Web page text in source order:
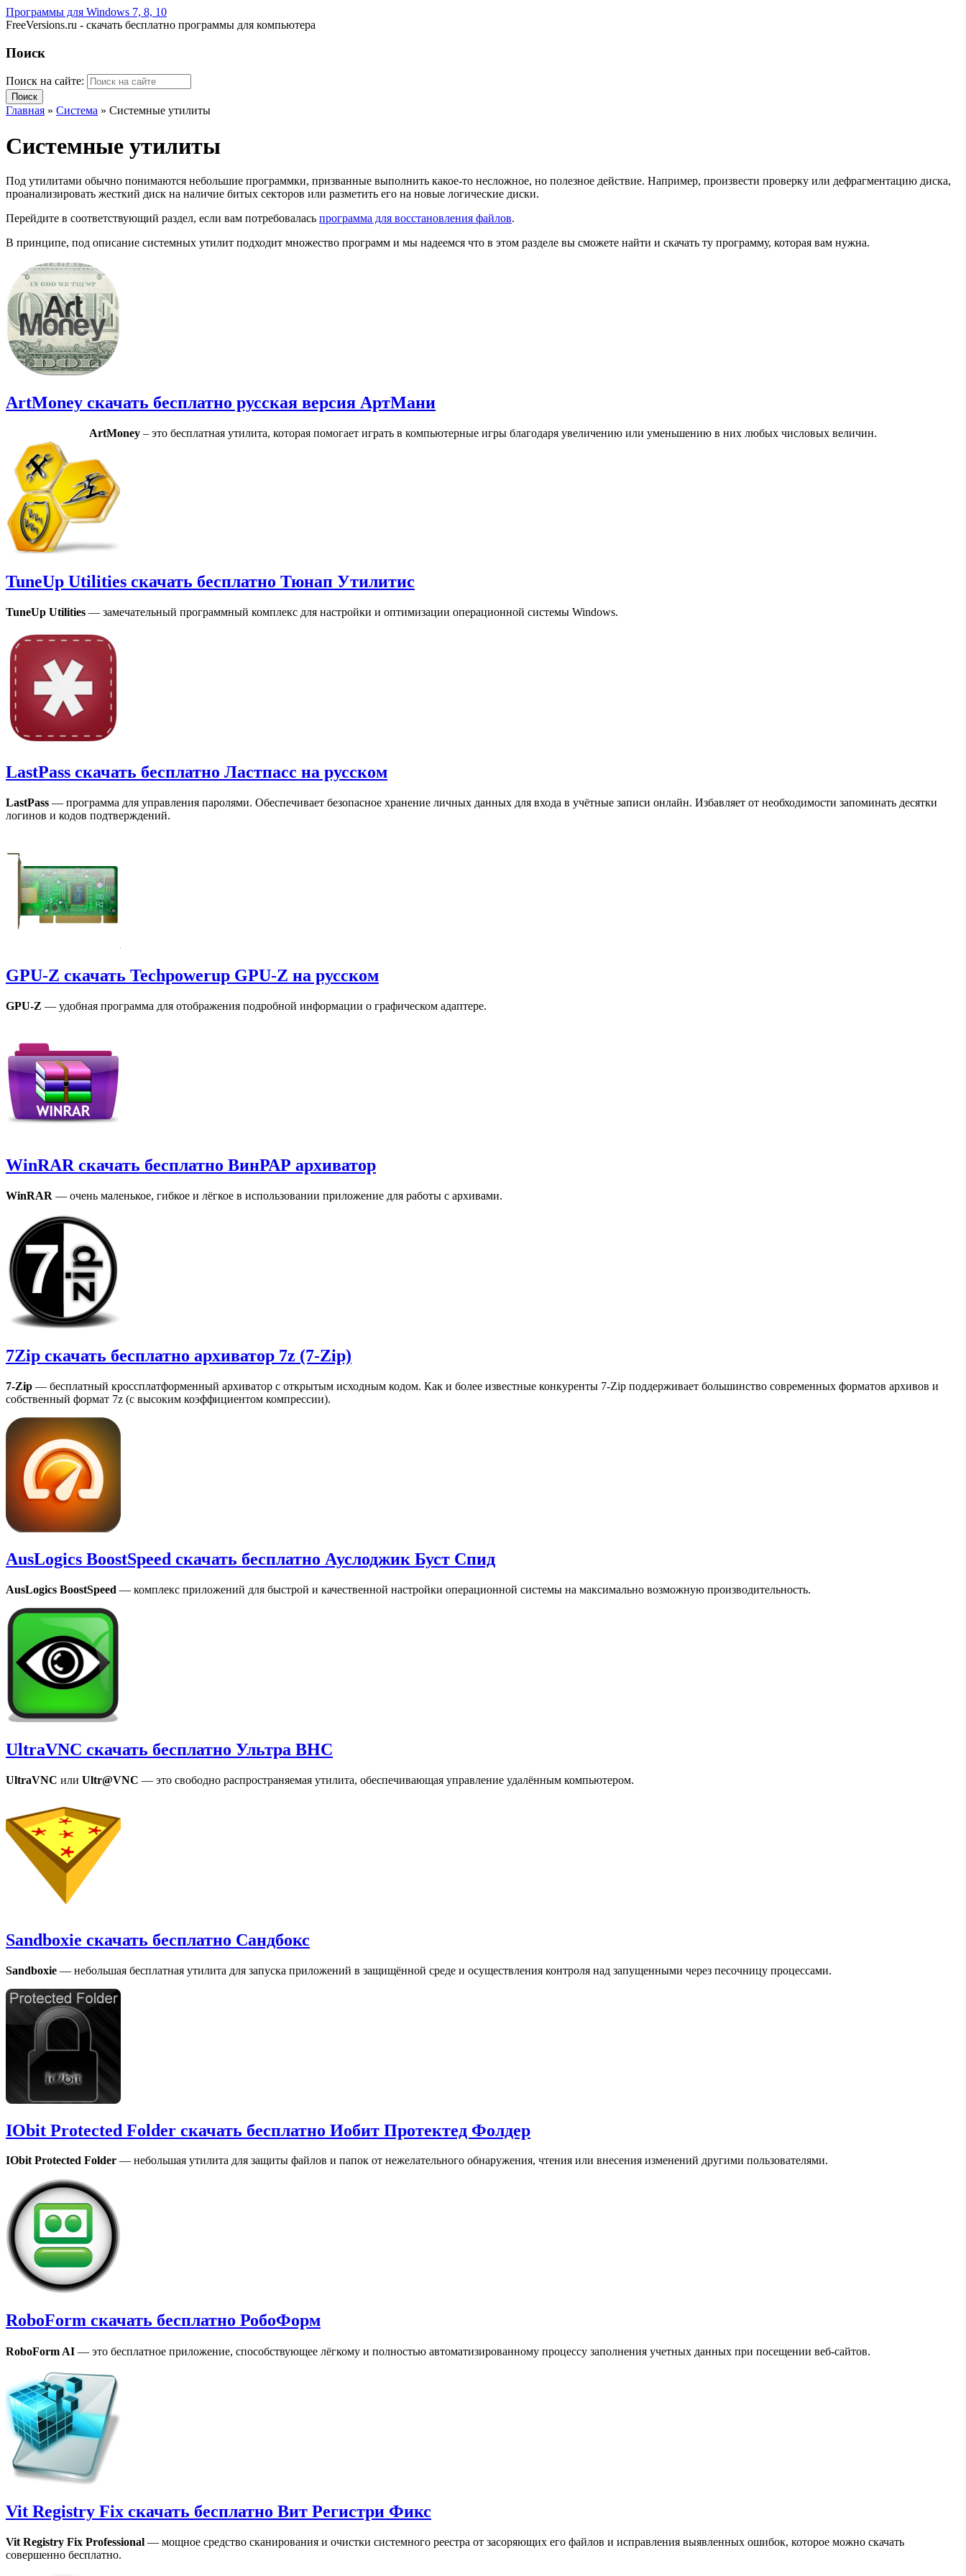
Программы для Windows 7, 8, 10
FreeVersions.ru - скачать бесплатно программы для компьютера
Поиск
Поиск на сайте:
Главная » Система » Системные утилиты
Системные утилиты
Под утилитами обычно понимаются небольшие программки, призванные выполнить какое-то несложное, но полезное действие. Например, произвести проверку или дефрагментацию диска,
проанализировать жесткий диск на наличие битых секторов или разметить его на новые логические диски.
Перейдите в соответствующий раздел, если вам потребовалась программа для восстановления файлов.
В принципе, под описание системных утилит подходит множество программ и мы надеемся что в этом разделе вы сможете найти и скачать ту программу, которая вам нужна.
ArtMoney скачать бесплатно русская версия АртМани
ArtMoney – это бесплатная утилита, которая помогает играть в компьютерные игры благодаря увеличению или уменьшению в них любых числовых величин.
TuneUp Utilities скачать бесплатно Тюнап Утилитис
TuneUp Utilities — замечательный программный комплекс для настройки и оптимизации операционной системы Windows.
LastPass скачать бесплатно Ластпасс на русском
LastPass — программа для управления паролями. Обеспечивает безопасное хранение личных данных для входа в учётные записи онлайн. Избавляет от необходимости запоминать десятки
логинов и кодов подтверждений.
GPU-Z скачать Techpowerup GPU-Z на русском
GPU-Z — удобная программа для отображения подробной информации о графическом адаптере.
WinRAR скачать бесплатно ВинРАР архиватор
WinRAR — очень маленькое, гибкое и лёгкоe в использовании приложение для работы с архивами.
7Zip скачать бесплатно архиватор 7z (7-Zip)
7-Zip — бесплатный кроссплатформенный архиватор с открытым исходным кодом. Как и более известные конкуренты 7-Zip поддерживает большинство современных форматов архивов и
собственный формат 7z (с высоким коэффициентом компрессии).
AusLogics BoostSpeed скачать бесплатно Ауслоджик Буст Спид
AusLogics BoostSpeed — комплекс приложений для быстрой и качественной настройки операционной системы на максимально возможную производительность.
UltraVNC скачать бесплатно Ультра ВНС
UltraVNC или Ultr@VNC — это свободно распространяемая утилита, обеспечивающая управление удалённым компьютером.
Sandboxie скачать бесплатно Сандбокс
Sandboxie — небольшая бесплатная утилита для запуска приложений в защищённой среде и осуществления контроля над запущенными через песочницу процессами.
IObit Protected Folder скачать бесплатно Иобит Протектед Фолдер
IObit Protected Folder — небольшая утилита для защиты файлов и папок от нежелательного обнаружения, чтения или внесения изменений другими пользователями.
RoboForm скачать бесплатно РобоФорм
RoboForm AI — это бесплатное приложение, способствующее лёгкому и полностью автоматизированному процессу заполнения учетных данных при посещении веб-сайтов.
Vit Registry Fix скачать бесплатно Вит Регистри Фикс
Vit Registry Fix Professional — мощное средство сканирования и очистки системного реестра от засоряющих его файлов и исправления выявленных ошибок, которое можно скачать
совершенно бесплатно.